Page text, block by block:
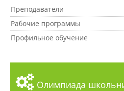
Учетная политика
Партнеры
Безопасность
Преподаватели
Рабочие программы
Профильное обучение
Олимпиада